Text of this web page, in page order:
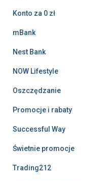
Konto za 0 zł
mBank
Nest Bank
NOW Lifestyle
Oszczędzanie
Promocje i rabaty
Successful Way
Świetnie promocje
Trading212